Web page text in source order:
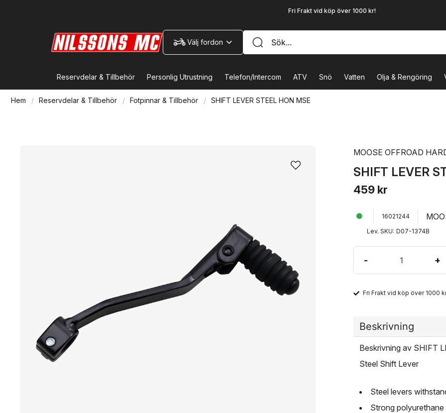
Fri Frakt vid köp över 1000 kr!
Välj fordon
Reservdelar & Tillbehör Personlig Utrustning Telefon/Intercom ATV Snö Vatten Olja & Rengöring
Hem Reservdelar & Tillbehör Fotpinnar & Tillbehör SHIFT LEVER STEEL HON MSE
MOOSE OFFROAD
SHIFT LEVER
459 kr
16021244
Lev. SKU: D07-1374B
- +
Fri Frakt vid köp över 1000
Beskrivning
Beskrivning av SHIFT
Steel Shift Lever
Steel levers
Strong